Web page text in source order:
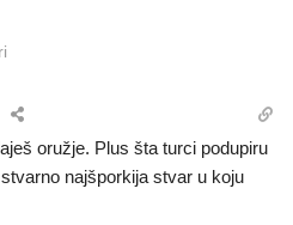
oružje. Plus šta turci podupiru
najšporkija stvar u koju